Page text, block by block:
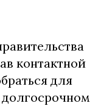
контактной
для
долгосрочном